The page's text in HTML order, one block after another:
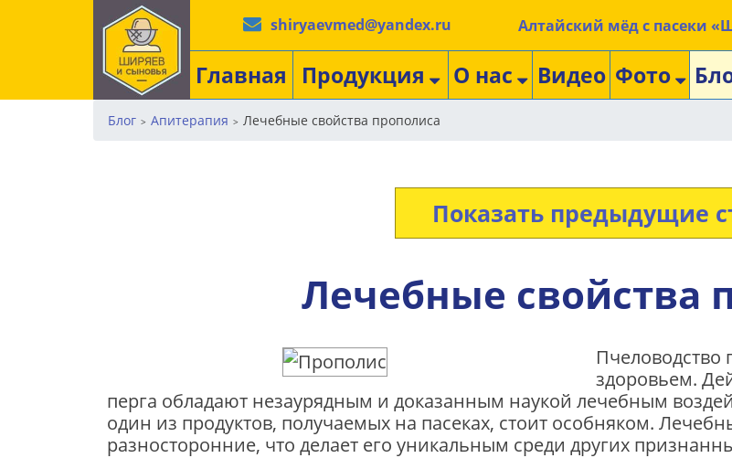
shiryaevmed@yandex.ru Алтайский мёд с пасеки
Главная Продукция О нас Видео Фото
Блог > Апитерапия > Лечебные свойства прополиса
Показать предыдущие
Лечебные свойства
Пчеловодство
здоровьем.
перга обладают незаурядным и доказанным наукой лечебным
один из продуктов, получаемых на пасеках, стоит особняком.
разносторонние, что делает его уникальным среди других